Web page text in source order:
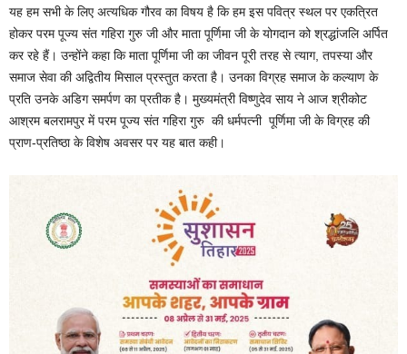
यह हम सभी के लिए अत्यधिक गौरव का विषय है कि हम इस पवित्र स्थल पर एकत्रित
होकर परम पूज्य संत गहिरा गुरु जी और माता पूर्णिमा जी के योगदान को श्रद्धांजलि अर्पित
कर रहे हैं। उन्होंने कहा कि माता पूर्णिमा जी का जीवन पूरी तरह से त्याग, तपस्या और
समाज सेवा की अद्वितीय मिसाल प्रस्तुत करता है। उनका विग्रह समाज के कल्याण के
प्रति उनके अडिग समर्पण का प्रतीक है। मुख्यमंत्री विष्णुदेव साय ने आज श्रीकोट
आश्रम बलरामपुर में परम पूज्य संत गहिरा गुरु की धर्मपत्नी पूर्णिमा जी के विग्रह की
प्राण-प्रतिष्ठा के विशेष अवसर पर यह बात कही।